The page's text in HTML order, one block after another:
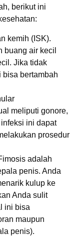
berikut ini
kemih (ISK).
buang air kecil
Jika tidak
bisa bertambah
meliputi gonore,
ini dapat
prosedur
adalah
penis. Anda
kulup ke
Anda sulit
ini bisa
maupun
penis).